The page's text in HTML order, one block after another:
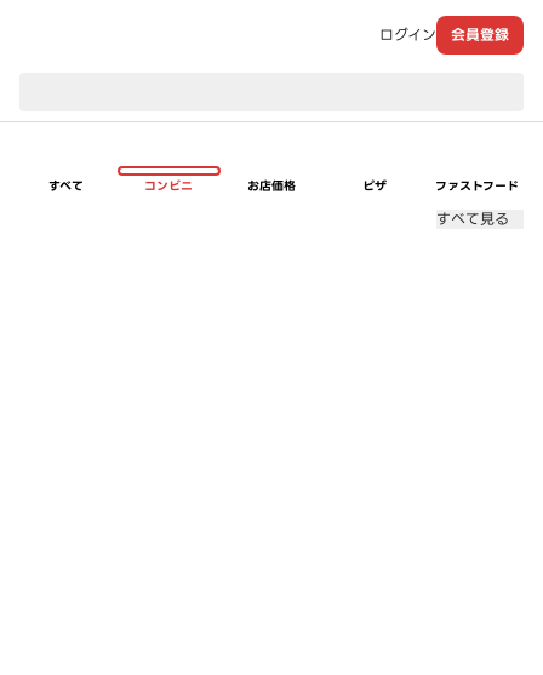
ログイン 会員登録
すべて コンビニ お店価格 ピザ ファストフード
すべて見る